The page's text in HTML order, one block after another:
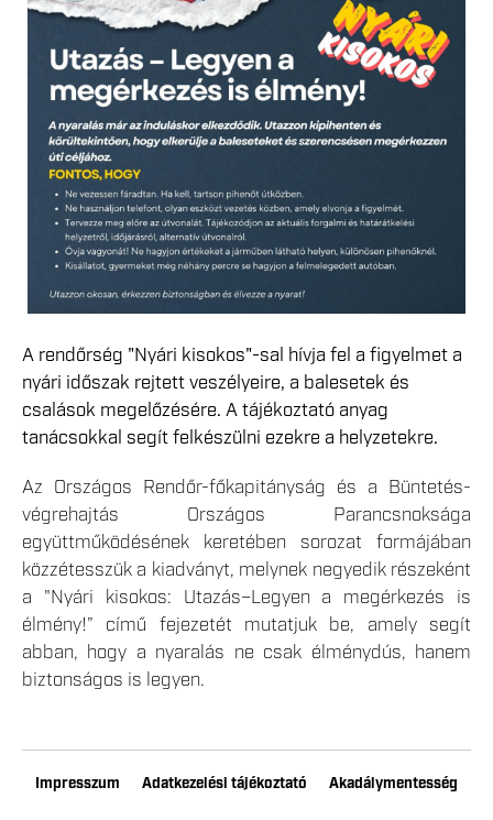
A rendőrség "Nyári kisokos"-sal hívja fel a figyelmet a
nyári időszak rejtett veszélyeire, a balesetek és
csalások megelőzésére. A tájékoztató anyag
tanácsokkal segít felkészülni ezekre a helyzetekre.
Az Országos Rendőr-főkapitányság és a Büntetés-
végrehajtás Országos Parancsnoksága
együttműködésének keretében sorozat formájában
közzétesszük a kiadványt, melynek negyedik részeként
a "Nyári kisokos: Utazás–Legyen a megérkezés is
élmény!” című fejezetét mutatjuk be, amely segít
abban, hogy a nyaralás ne csak élménydús, hanem
biztonságos is legyen.
Impresszum Adatkezelési tájékoztató Akadálymentesség